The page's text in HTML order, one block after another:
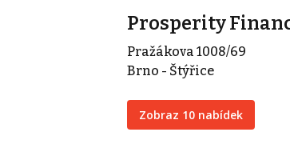
Prosperity
Pražákova 1008/69
Brno - Štýřice
Zobraz 10 nabídek